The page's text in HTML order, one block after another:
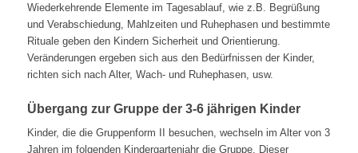
Wiederkehrende Elemente im Tagesablauf, wie z.B. Begrüßung
und Verabschiedung, Mahlzeiten und Ruhephasen und bestimmte
Rituale geben den Kindern Sicherheit und Orientierung.
Veränderungen ergeben sich aus den Bedürfnissen der Kinder,
richten sich nach Alter, Wach- und Ruhephasen, usw.
Übergang zur Gruppe der 3-6 jährigen Kinder
Kinder, die die Gruppenform II besuchen, wechseln im Alter von 3
Jahren im folgenden Kindergartenjahr die Gruppe. Dieser